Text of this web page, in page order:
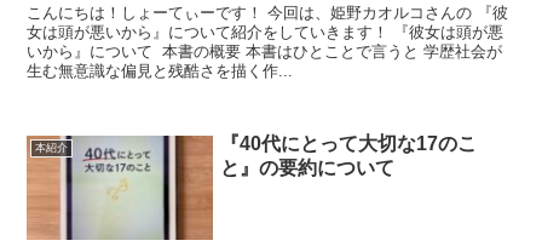
こんにちは！しょーてぃーです！ 今回は、姫野カオルコさんの 『彼
女は頭が悪いから』について紹介をしていきます！ 『彼女は頭が悪
いから』について 本書の概要 本書はひとことで言うと 学歴社会が
生む無意識な偏見と残酷さを描く作...
本紹介
『40代にとって大切な17のこ
と』の要約について